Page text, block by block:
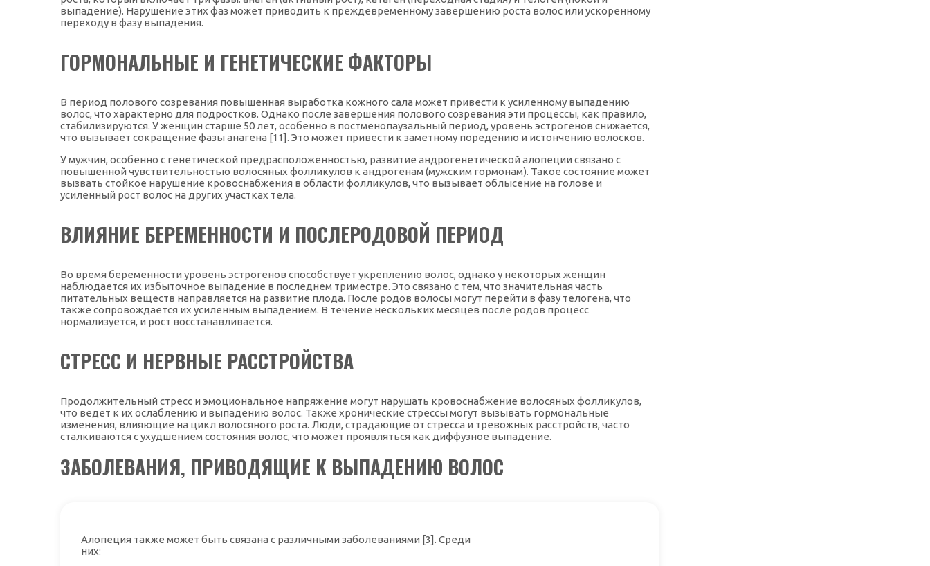
выпадение). Нарушение этих фаз может приводить к преждевременному завершению роста волос или ускоренному
переходу в фазу выпадения.
ГОРМОНАЛЬНЫЕ И ГЕНЕТИЧЕСКИЕ ФАКТОРЫ
В период полового созревания повышенная выработка кожного сала может привести к усиленному выпадению
волос, что характерно для подростков. Однако после завершения полового созревания эти процессы, как правило,
стабилизируются. У женщин старше 50 лет, особенно в постменопаузальный период, уровень эстрогенов снижается,
что вызывает сокращение фазы анагена [11]. Это может привести к заметному поредению и истончению волосков.
У мужчин, особенно с генетической предрасположенностью, развитие андрогенетической алопеции связано с
повышенной чувствительностью волосяных фолликулов к андрогенам (мужским гормонам). Такое состояние может
вызвать стойкое нарушение кровоснабжения в области фолликулов, что вызывает облысение на голове и
усиленный рост волос на других участках тела.
ВЛИЯНИЕ БЕРЕМЕННОСТИ И ПОСЛЕРОДОВОЙ ПЕРИОД
Во время беременности уровень эстрогенов способствует укреплению волос, однако у некоторых женщин
наблюдается их избыточное выпадение в последнем триместре. Это связано с тем, что значительная часть
питательных веществ направляется на развитие плода. После родов волосы могут перейти в фазу телогена, что
также сопровождается их усиленным выпадением. В течение нескольких месяцев после родов процесс
нормализуется, и рост восстанавливается.
СТРЕСС И НЕРВНЫЕ РАССТРОЙСТВА
Продолжительный стресс и эмоциональное напряжение могут нарушать кровоснабжение волосяных фолликулов,
что ведет к их ослаблению и выпадению волос. Также хронические стрессы могут вызывать гормональные
изменения, влияющие на цикл волосяного роста. Люди, страдающие от стресса и тревожных расстройств, часто
сталкиваются с ухудшением состояния волос, что может проявляться как диффузное выпадение.
ЗАБОЛЕВАНИЯ, ПРИВОДЯЩИЕ К ВЫПАДЕНИЮ ВОЛОС
Алопеция также может быть связана с различными заболеваниями [3]. Среди
них: